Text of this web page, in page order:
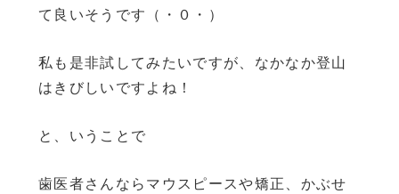
て良いそうです（・０・）
私も是非試してみたいですが、なかなか登山
はきびしいですよね！
と、いうことで
歯医者さんならマウスピースや矯正、かぶせ